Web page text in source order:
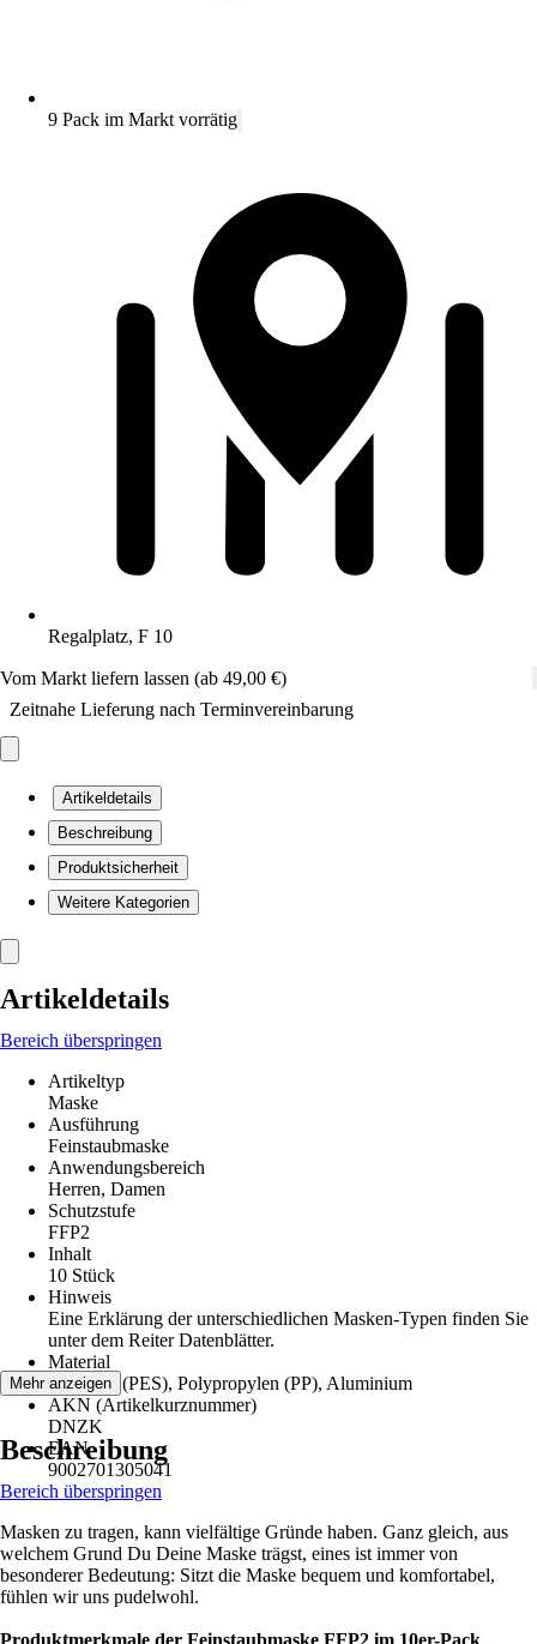
9 Pack im Markt vorrätig
Regalplatz, F 10
Vom Markt liefern lassen (ab 49,00 €)
Zeitnahe Lieferung nach Terminvereinbarung
Artikeldetails
Beschreibung
Produktsicherheit
Weitere Kategorien
Artikeldetails
Bereich überspringen
Artikeltyp
Maske
Ausführung
Feinstaubmaske
Anwendungsbereich
Herren, Damen
Schutzstufe
FFP2
Inhalt
10 Stück
Hinweis
Eine Erklärung der unterschiedlichen Masken-Typen finden Sie
unter dem Reiter Datenblätter.
Material
Polyester (PES), Polypropylen (PP), Aluminium
AKN (Artikelkurznummer)
DNZK
EAN
9002701305041
Mehr anzeigen
Beschreibung
Bereich überspringen
Masken zu tragen, kann vielfältige Gründe haben. Ganz gleich, aus
welchem Grund Du Deine Maske trägst, eines ist immer von
besonderer Bedeutung: Sitzt die Maske bequem und komfortabel,
fühlen wir uns pudelwohl.
Produktmerkmale der Feinstaubmaske FFP2 im 10er-Pack